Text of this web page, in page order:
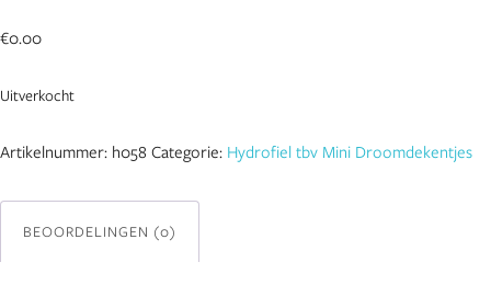
€0.00
Uitverkocht
Artikelnummer: h058 Categorie: Hydrofiel tbv Mini Droomdekentjes
BEOORDELINGEN (0)